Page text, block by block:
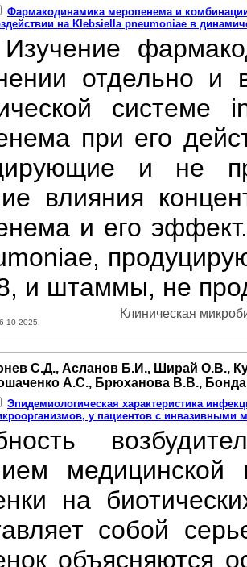
Фармакодинамика меропенема и
на Klebsiella pneumoniae в
отдельно и
системе
при его
и не
влияния
и его
и штаммы, не
10-2025,
Клиническая
С.Д., Асланов Б.И., Ширай О.В.,
А.С., Брюханова В.В.,
Эпидемиологическая характеристика
у пациентов с инвазивными
на
собой
объясняются